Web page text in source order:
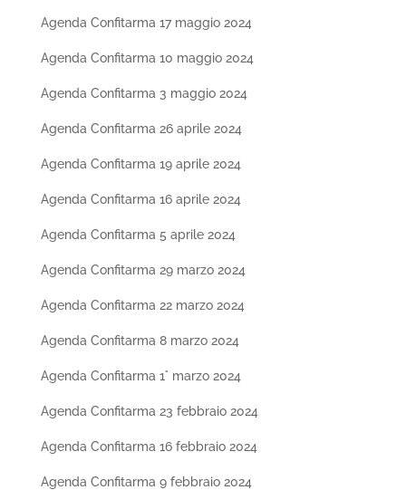
Agenda Confitarma 17 maggio 2024
Agenda Confitarma 10 maggio 2024
Agenda Confitarma 3 maggio 2024
Agenda Confitarma 26 aprile 2024
Agenda Confitarma 19 aprile 2024
Agenda Confitarma 16 aprile 2024
Agenda Confitarma 5 aprile 2024
Agenda Confitarma 29 marzo 2024
Agenda Confitarma 22 marzo 2024
Agenda Confitarma 8 marzo 2024
Agenda Confitarma 1° marzo 2024
Agenda Confitarma 23 febbraio 2024
Agenda Confitarma 16 febbraio 2024
Agenda Confitarma 9 febbraio 2024